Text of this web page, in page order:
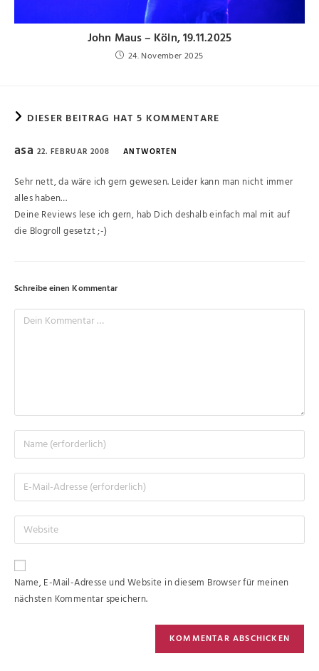
John Maus – Köln, 19.11.2025
24. November 2025
DIESER BEITRAG HAT 5 KOMMENTARE
asa 22. FEBRUAR 2008 ANTWORTEN
Sehr nett, da wäre ich gern gewesen. Leider kann man nicht immer
alles haben…
Deine Reviews lese ich gern, hab Dich deshalb einfach mal mit auf
die Blogroll gesetzt ;-)
Schreibe einen Kommentar
Name, E-Mail-Adresse und Website in diesem Browser für meinen
nächsten Kommentar speichern.